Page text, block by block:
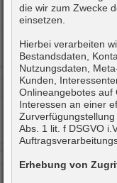
die wir zum Zwecke
einsetzen.
Hierbei verarbeiten
Bestandsdaten,
Nutzungsdaten,
Kunden,
Onlineangebotes auf
Interessen an einer
Abs. 1 lit. f DSGVO
Erhebung von